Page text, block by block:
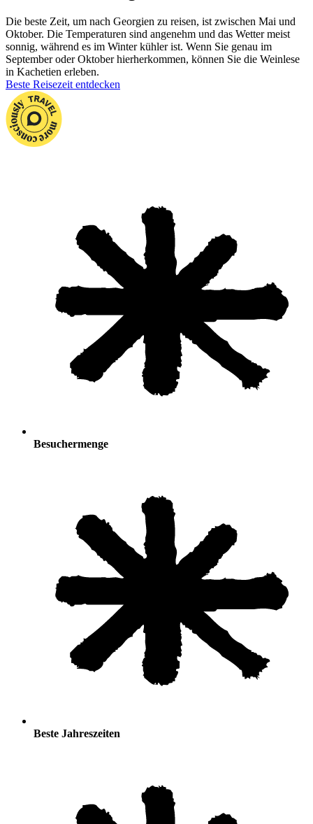
Die beste Zeit, um nach Georgien zu reisen, ist zwischen Mai und
Oktober. Die Temperaturen sind angenehm und das Wetter meist
sonnig, während es im Winter kühler ist. Wenn Sie genau im
September oder Oktober hierherkommen, können Sie die Weinlese
in Kachetien erleben.
Beste Reisezeit entdecken
Besuchermenge
Beste Jahreszeiten